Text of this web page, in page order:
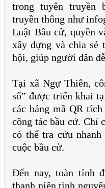
trong tuyên truyền
truyền thông như
Luật Bầu cử, quyền
xây dựng và chia sẻ
hội, giúp người dân
Tại xã Ngự Thiên,
số” được triển khai
các bảng mã QR
công tác bầu cử. Chỉ
có thể tra cứu
cuộc bầu cử.
Đến nay, toàn tỉnh
thanh niên tình